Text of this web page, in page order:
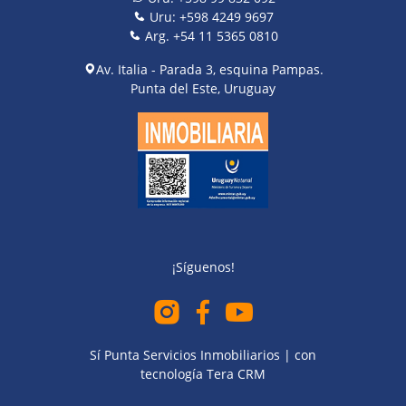
impecable, esta chacra posee un Índice CONEAT de 117,
garantizando una tierra fértil y productiva. No es solo una
sofisticación que solo Punta del Este puede ofrecer. ¿Te
permites descubrir el siguiente capítulo de tu vida frente a
Uru: +598 4249 9697
Arg. +54 11 5365 0810
Av. Italia - Parada 3, esquina Pampas.
Punta del Este, Uruguay
¡Síguenos!
Sí Punta Servicios Inmobiliarios | con
tecnología Tera CRM